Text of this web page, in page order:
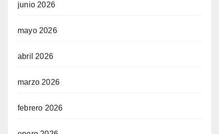
junio 2026
mayo 2026
abril 2026
marzo 2026
febrero 2026